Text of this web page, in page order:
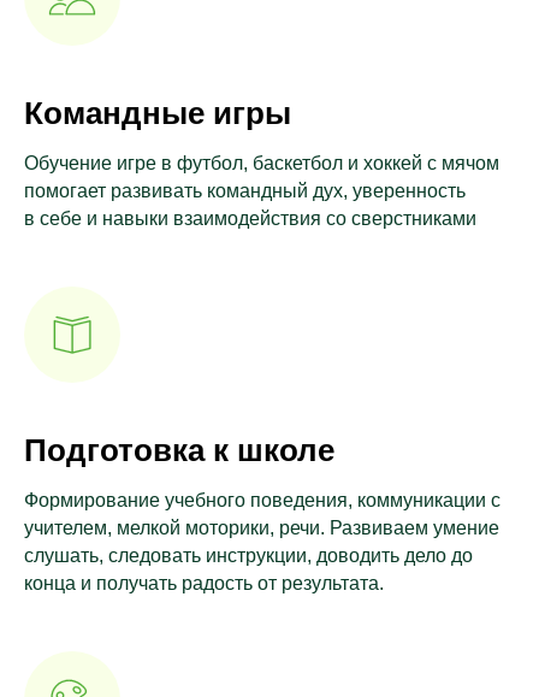
Командные игры
Обучение игре в футбол, баскетбол и хоккей с мячом
помогает развивать командный дух, уверенность
в себе и навыки взаимодействия со сверстниками
Подготовка к школе
Формирование учебного поведения, коммуникации с
учителем, мелкой моторики, речи. Развиваем умение
слушать, следовать инструкции, доводить дело до
конца и получать радость от результата.